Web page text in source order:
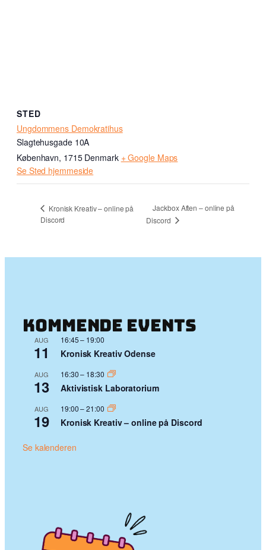
STED
Ungdommens Demokratihus
Slagtehusgade 10A
København, 1715 Denmark + Google Maps
Se Sted hjemmeside
Kronisk Kreativ – online på
Discord
Jackbox Aften – online på
Discord
Kommende events
AUG
11
16:45– 19:00
Kronisk Kreativ Odense
AUG
13
16:30– 18:30
Aktivistisk Laboratorium
AUG
19
19:00–21:00
Kronisk Kreativ – online på Discord
Se kalenderen